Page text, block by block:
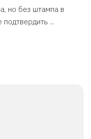
но без штампа в
...